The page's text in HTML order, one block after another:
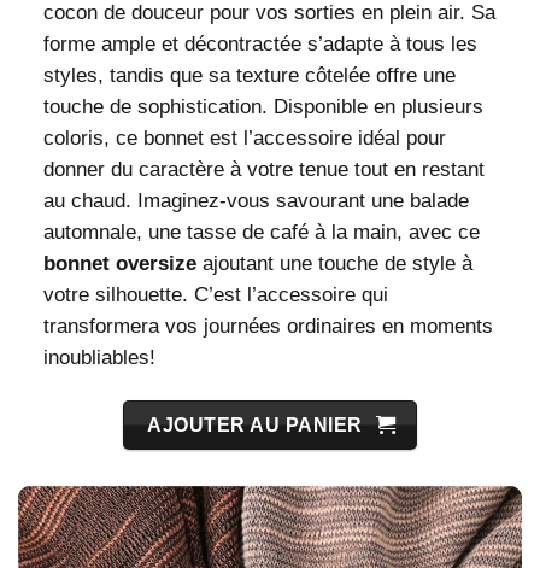
cocon de douceur pour vos sorties en plein air. Sa
forme ample et décontractée s’adapte à tous les
styles, tandis que sa texture côtelée offre une
touche de sophistication. Disponible en plusieurs
coloris, ce bonnet est l’accessoire idéal pour
donner du caractère à votre tenue tout en restant
au chaud. Imaginez-vous savourant une balade
automnale, une tasse de café à la main, avec ce
bonnet oversizeajoutant une touche de style à
votre silhouette. C’est l’accessoire qui
transformera vos journées ordinaires en moments
inoubliables!
AJOUTER AU PANIER